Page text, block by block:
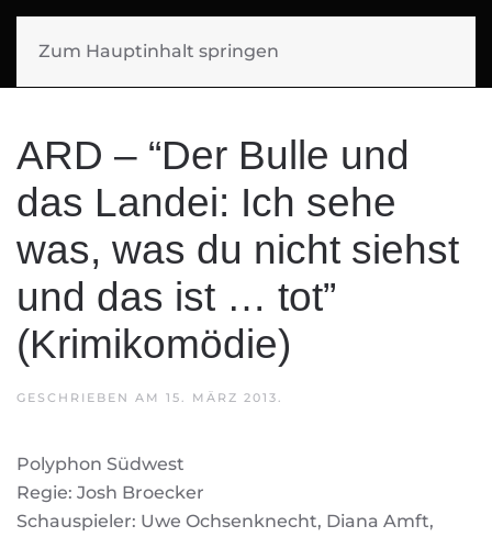
Zum Hauptinhalt springen
SIGGI MUELLER
FILMMUSIK
ARD – “Der Bulle und
das Landei: Ich sehe
was, was du nicht siehst
und das ist … tot”
(Krimikomödie)
GESCHRIEBEN AM 15. MÄRZ 2013.
Polyphon Südwest
Regie: Josh Broecker
Schauspieler: Uwe Ochsenknecht, Diana Amft,